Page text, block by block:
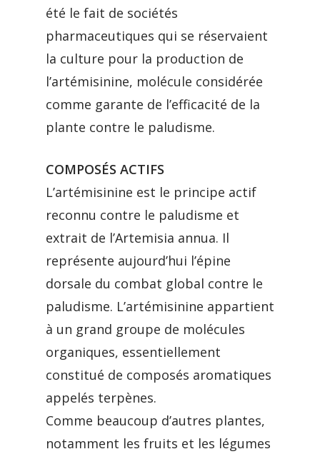
été le fait de sociétés
pharmaceutiques qui se réservaient
la culture pour la production de
l’artémisinine, molécule considérée
comme garante de l’efficacité de la
plante contre le paludisme.
COMPOSÉS ACTIFS
L’artémisinine est le principe actif
reconnu contre le paludisme et
extrait de l’Artemisia annua. Il
représente aujourd’hui l’épine
dorsale du combat global contre le
paludisme. L’artémisinine appartient
à un grand groupe de molécules
organiques, essentiellement
constitué de composés aromatiques
appelés terpènes.
Comme beaucoup d’autres plantes,
notamment les fruits et les légumes